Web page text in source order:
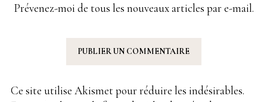
Prévenez-moi de tous les nouveaux articles par e-mail.
Ce site utilise Akismet pour réduire les indésirables.